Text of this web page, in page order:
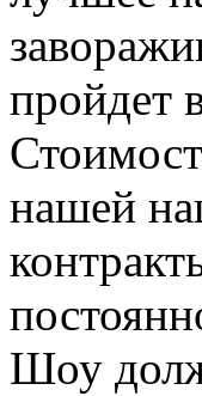
пройдет
нашей
Шоу